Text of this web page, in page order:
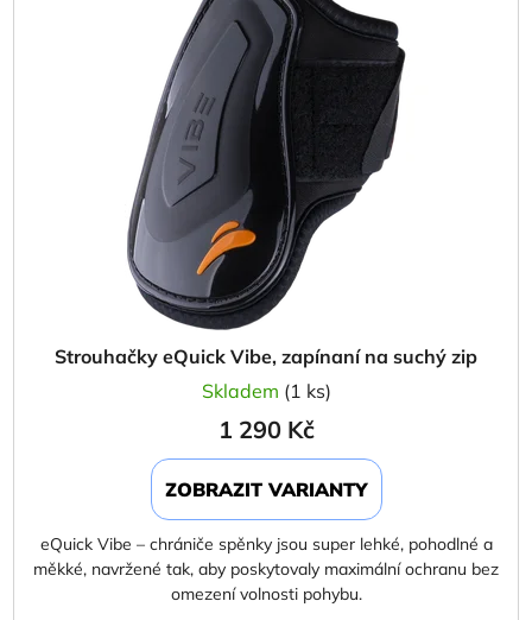
Strouhačky eQuick Vibe, zapínaní na suchý zip
Skladem (1 ks)
1 290 Kč
ZOBRAZIT VARIANTY
eQuick Vibe – chrániče spěnky jsou super lehké, pohodlné a
měkké, navržené tak, aby poskytovaly maximální ochranu bez
omezení volnosti pohybu.